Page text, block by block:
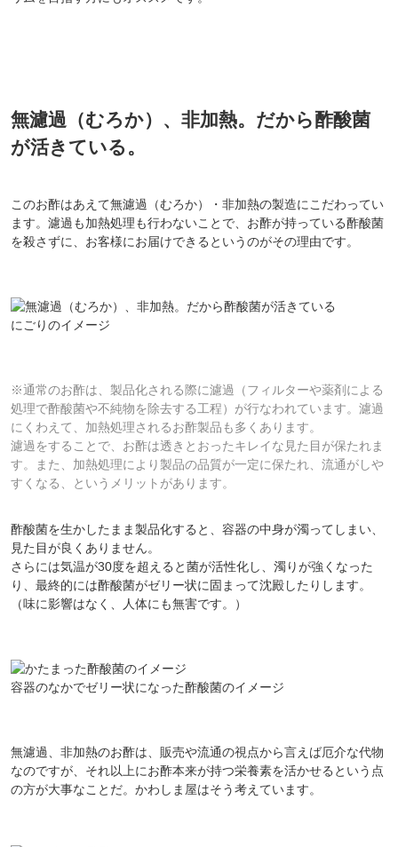
無濾過（むろか）、非加熱。だから酢酸菌
が活きている。
このお酢はあえて無濾過（むろか）・非加熱の製造にこだわってい
ます。濾過も加熱処理も行わないことで、お酢が持っている酢酸菌
を殺さずに、お客様にお届けできるというのがその理由です。
にごりのイメージ
※通常のお酢は、製品化される際に濾過（フィルターや薬剤による
処理で酢酸菌や不純物を除去する工程）が行なわれています。濾過
にくわえて、加熱処理されるお酢製品も多くあります。
濾過をすることで、お酢は透きとおったキレイな見た目が保たれま
す。また、加熱処理により製品の品質が一定に保たれ、流通がしや
すくなる、というメリットがあります。
酢酸菌を生かしたまま製品化すると、容器の中身が濁ってしまい、
見た目が良くありません。
さらには気温が30度を超えると菌が活性化し、濁りが強くなった
り、最終的には酢酸菌がゼリー状に固まって沈殿したりします。
（味に影響はなく、人体にも無害です。）
容器のなかでゼリー状になった酢酸菌のイメージ
無濾過、非加熱のお酢は、販売や流通の視点から言えば厄介な代物
なのですが、それ以上にお酢本来が持つ栄養素を活かせるという点
の方が大事なことだ。かわしま屋はそう考えています。